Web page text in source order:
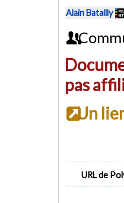
Alain Batailly
pas
Un
URL de